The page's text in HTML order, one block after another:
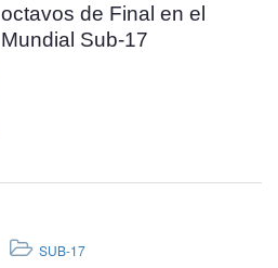
octavos de Final en el
Mundial Sub-17
SUB-17